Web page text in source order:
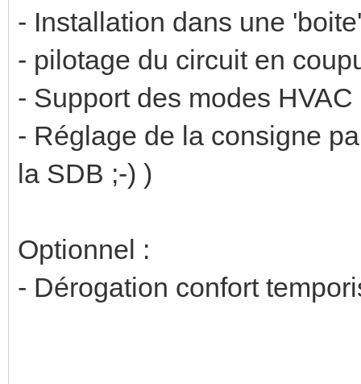
- Installation dans une
- pilotage du circuit en
- Support des modes
- Réglage de la consigne
la SDB ;-) )
Optionnel :
- Dérogation confort